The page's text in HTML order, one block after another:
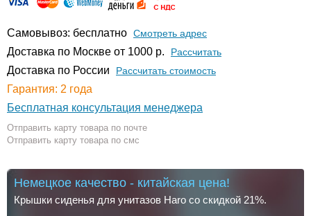
Самовывоз: бесплатно Смотреть адрес
Доставка по Москве от 1000 р. Расcчитать
Доставка по России Рассчитать стоимость
Гарантия: 2 года
Бесплатная консультация менеджера
Отправить карту товара по почте
Отправить карту товара по смс
Немецкое качество - китайская цена!
Крышки сиденья для унитазов Haro со скидкой 21%.